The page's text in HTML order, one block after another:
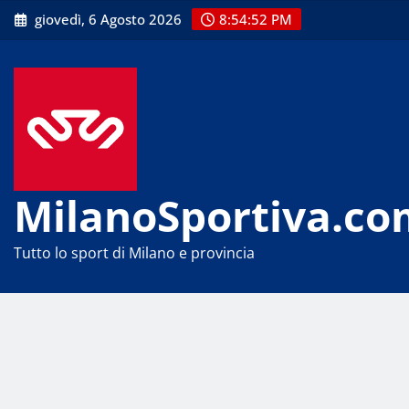
Skip
to
giovedì, 6 Agosto 2026 8:54:53 PM
Tutto lo sport di Milano e provincia